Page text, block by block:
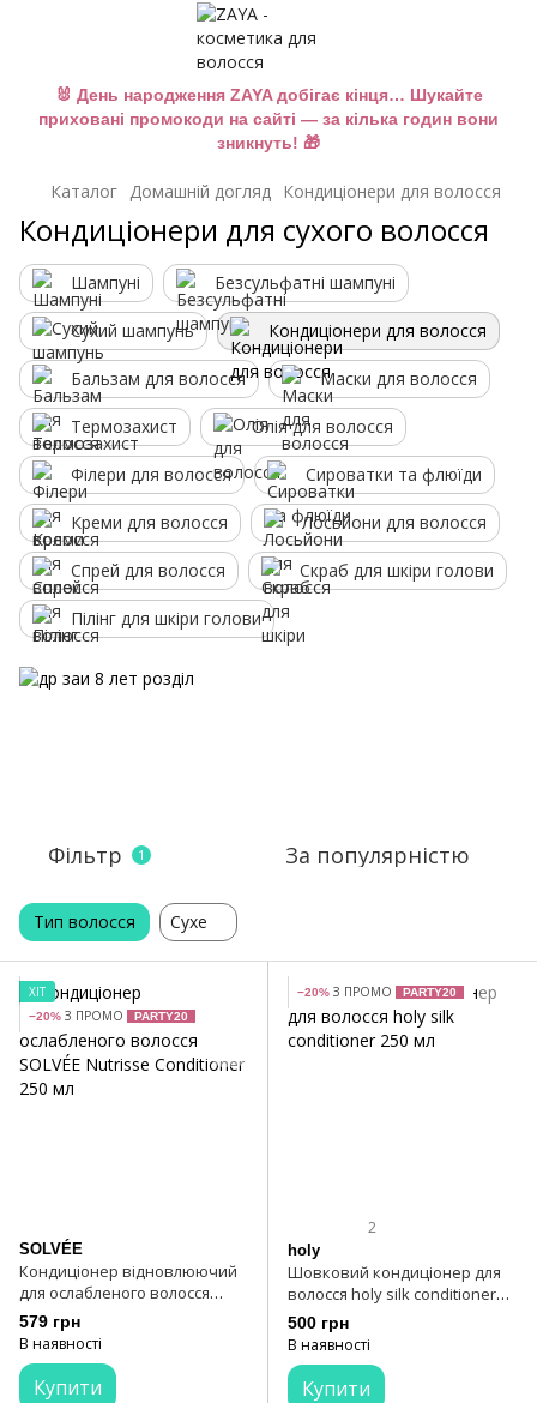
🐰 День народження ZAYA добігає кінця… Шукайте
приховані промокоди на сайті — за кілька годин вони
зникнуть! 🎁
Каталог Домашній догляд Кондиціонери для волосся
Кондиціонери для сухого волосся
Шампуні Безсульфатні шампуні
Сухий шампунь Кондиціонери для волосся
Бальзам для волосся Маски для волосся
Термозахист Олія для волосся
Філери для волосся Сироватки та флюїди
Креми для волосся Лосьйони для волосся
Спрей для волосся Скраб для шкіри голови
Пілінг для шкіри голови
Фільтр 1 За популярністю
Тип волосся Сухе
ХІТ
−20% З ПРОМО PARTY20
SOLVÉE
Кондиціонер відновлюючий
для ослабленого волосся
SOLVÉE Nutrisse Conditioner
250 мл
579 грн
В наявності
Купити
−20% З ПРОМО PARTY20
2
holy
Шовковий кондиціонер для
волосся holy silk conditioner
250 мл
500 грн
В наявності
Купити